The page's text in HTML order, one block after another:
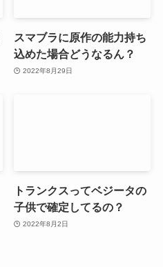
スマブラに原作の能力持ち
込めた場合どうなるん？
2022年8月29日
トランクスってベジータの
子供で確定してるの？
2022年8月2日